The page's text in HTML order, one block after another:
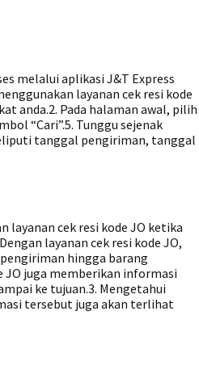
melalui aplikasi J&T Express
layanan cek resi kode
anda.2. Pada halaman awal, pilih
“Cari”.5. Tunggu sejenak
tanggal pengiriman, tanggal
layanan cek resi kode JO ketika
layanan cek resi kode JO,
hingga barang
JO juga memberikan informasi
ke tujuan.3. Mengetahui
tersebut juga akan terlihat